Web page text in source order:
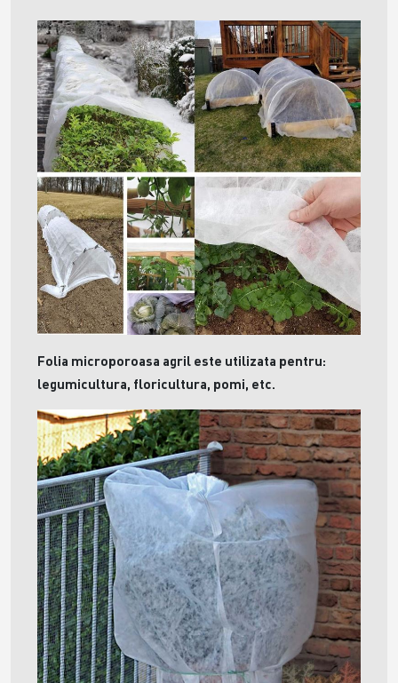
Folia microporoasa agril este utilizata pentru:
legumicultura, floricultura, pomi, etc.